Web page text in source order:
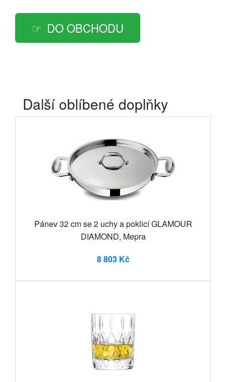
DO OBCHODU
Další oblíbené doplňky
Pánev 32 cm se 2 uchy a poklicí GLAMOUR
DIAMOND, Mepra
8 803 Kč